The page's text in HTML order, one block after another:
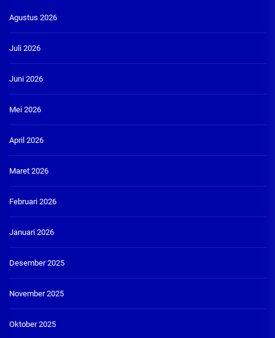
Agustus 2026
Juli 2026
Juni 2026
Mei 2026
April 2026
Maret 2026
Februari 2026
Januari 2026
Desember 2025
November 2025
Oktober 2025